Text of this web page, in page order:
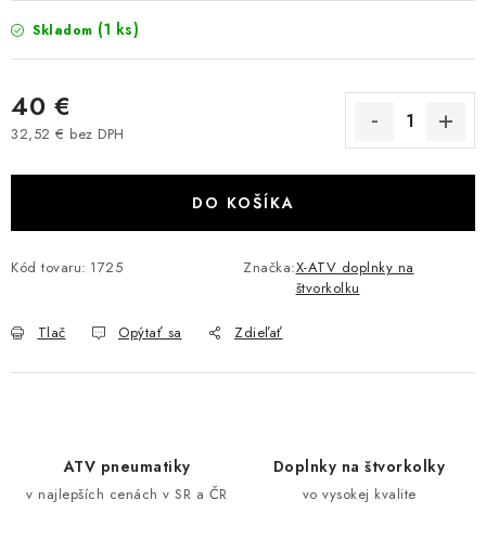
VÝPREDAJ
INÉ PRÍSLUŠENSTVO
YAMAHA GRIZZLY 550/660/700
CF MOTO 800/850 GLADIATOR X8
Skladom (1 ks)
40 €
32,52 € bez DPH
DO KOŠÍKA
Kód tovaru: 1725 Značka:X-ATV doplnky na
štvorkolku
Tlač Opýtať sa Zdieľať
ATV pneumatiky
v najlepších cenách v SR a ČR
Doplnky na štvorkolky
vo vysokej kvalite